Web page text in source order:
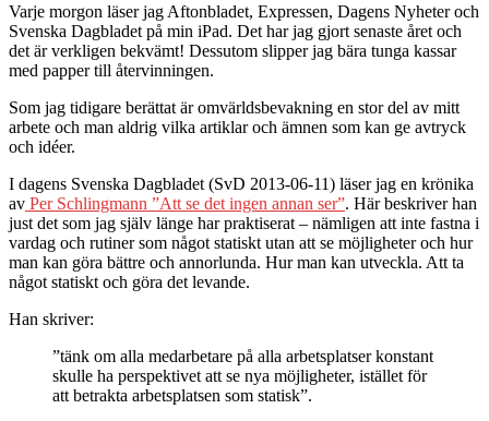
Varje morgon läser jag Aftonbladet, Expressen, Dagens Nyheter och
Svenska Dagbladet på min iPad. Det har jag gjort senaste året och
det är verkligen bekvämt! Dessutom slipper jag bära tunga kassar
med papper till återvinningen.
Som jag tidigare berättat är omvärldsbevakning en stor del av mitt
arbete och man aldrig vilka artiklar och ämnen som kan ge avtryck
och idéer.
I dagens Svenska Dagbladet (SvD 2013-06-11) läser jag en krönika
av Per Schlingmann ”Att se det ingen annan ser”. Här beskriver han
just det som jag själv länge har praktiserat – nämligen att inte fastna i
vardag och rutiner som något statiskt utan att se möjligheter och hur
man kan göra bättre och annorlunda. Hur man kan utveckla. Att ta
något statiskt och göra det levande.
Han skriver:
”tänk om alla medarbetare på alla arbetsplatser konstant
skulle ha perspektivet att se nya möjligheter, istället för
att betrakta arbetsplatsen som statisk”.